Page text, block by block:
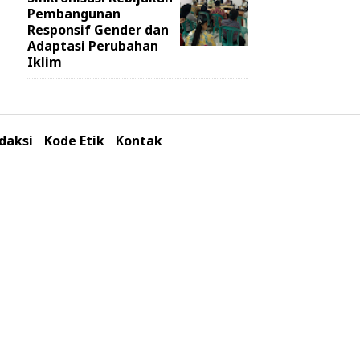
Pembangunan
Responsif Gender dan
Adaptasi Perubahan
Iklim
Kode Etik Kontak